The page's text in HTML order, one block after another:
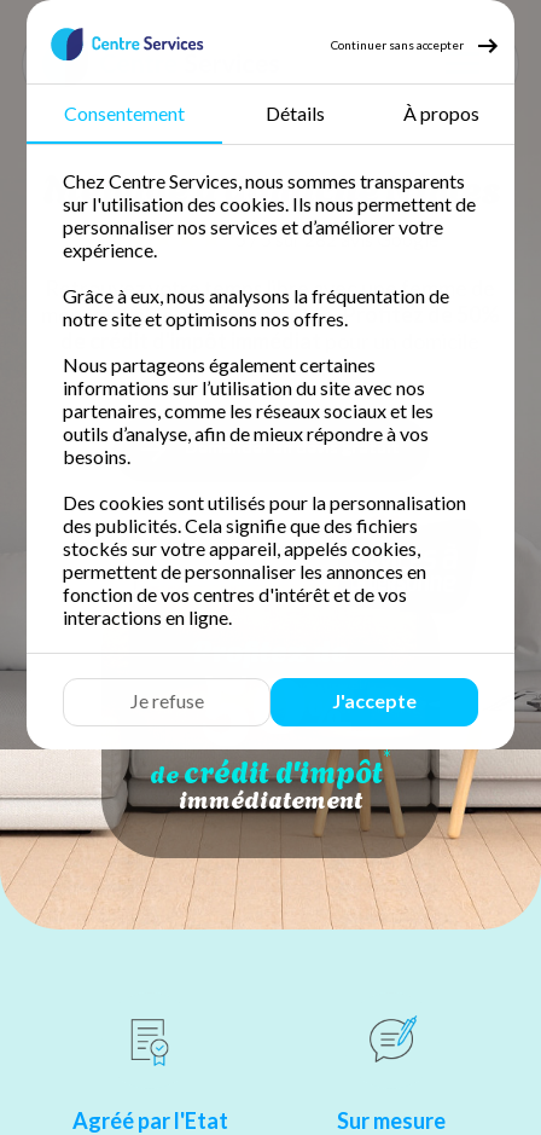
Continuer sans accepter
Consentement Détails À propos
Chez Centre Services, nous sommes transparents
sur l'utilisation des cookies. Ils nous permettent de
personnaliser nos services et d’améliorer votre
expérience.
Grâce à eux, nous analysons la fréquentation de
notre site et optimisons nos offres.
Nous partageons également certaines
informations sur l’utilisation du site avec nos
partenaires, comme les réseaux sociaux et les
outils d’analyse, afin de mieux répondre à vos
besoins.
Des cookies sont utilisés pour la personnalisation
des publicités. Cela signifie que des fichiers
stockés sur votre appareil, appelés cookies,
permettent de personnaliser les annonces en
fonction de vos centres d'intérêt et de vos
interactions en ligne.
Je refuse J'accepte
Ménage à domicile Nîmes
5 / 5 sur 282 avisGoogle
Retrouvez votre temps libre avec une femme de
ménage fiable et expérimentée.Profitez de 50%
impeccable.
Demander un devis gratuit
Profitez de
50 %
decrédit d'impôt*
immédiatement
Agréé par l'Etat Sur mesure